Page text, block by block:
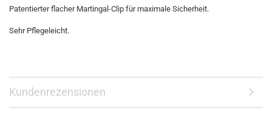
Patentierter flacher Martingal-Clip für maximale Sicherheit.
Sehr Pflegeleicht.
Kundenrezensionen